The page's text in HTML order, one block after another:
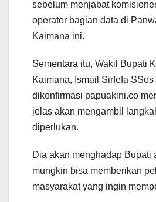
sebelum menjabat
operator bagian data di
Kaimana ini.
Sementara itu, Wakil Bupati
Kaimana, Ismail Sirfefa SSos
dikonfirmasi papuakini.co
jelas akan mengambil
diperlukan.
Dia akan menghadap Bupati
mungkin bisa memberikan
masyarakat yang ingin